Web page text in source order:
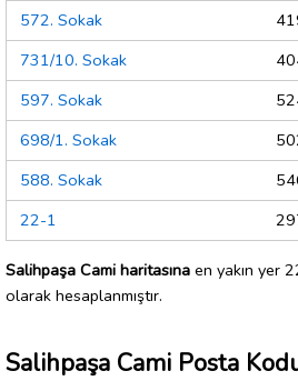
572. Sokak
731/10. Sokak
597. Sokak
698/1. Sokak
588. Sokak
22-1
Salihpaşa Cami haritasına en yakın yer
olarak hesaplanmıştır.
Salihpaşa Cami Posta